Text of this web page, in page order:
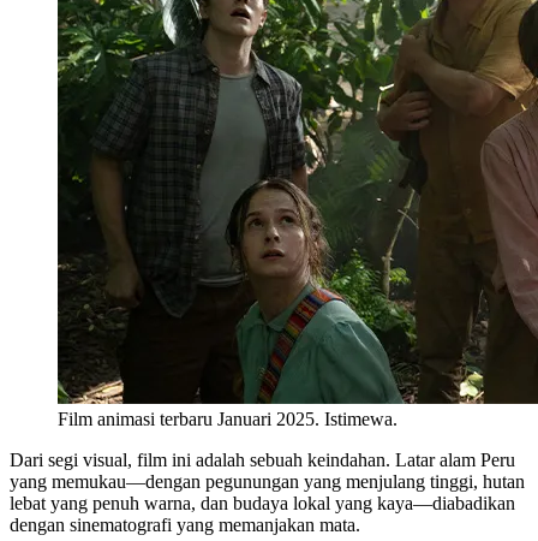
Film animasi terbaru Januari 2025. Istimewa.
Dari segi visual, film ini adalah sebuah keindahan. Latar alam Peru
yang memukau—dengan pegunungan yang menjulang tinggi, hutan
lebat yang penuh warna, dan budaya lokal yang kaya—diabadikan
dengan sinematografi yang memanjakan mata.